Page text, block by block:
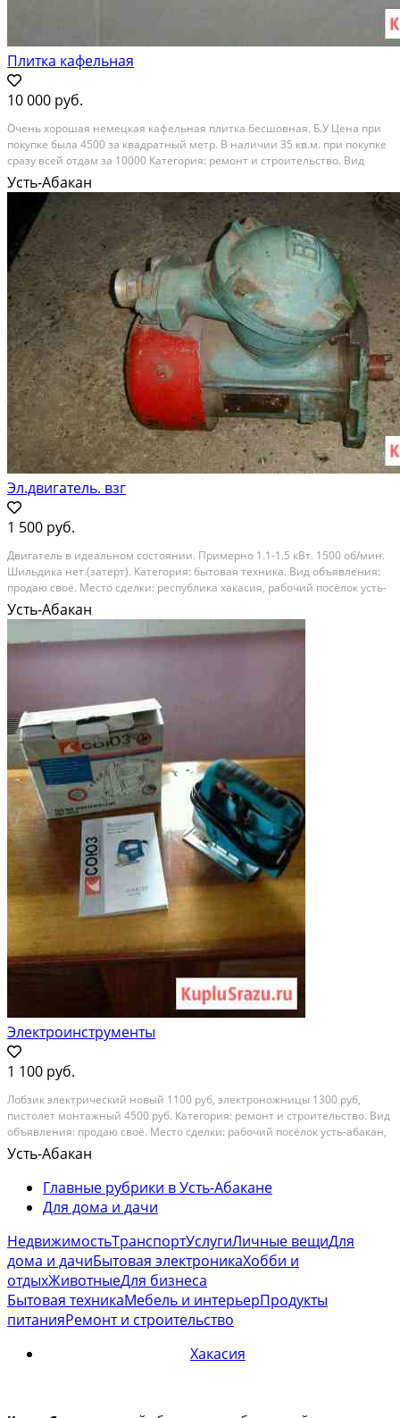
Плитка кафельная
10 000 руб.
Очень хорошая немецкая кафельная плитка бесшовная. Б.У Цена при
покупке была 4500 за квадратный метр. В наличии 35 кв.м. при покупке
сразу всей отдам за 10000 Категория: ремонт и строительство. Вид
объявления: продаю своё. Место сделки: деревня калинино, усть-
абаканский район, республика хакасия,...
Усть-Абакан
Эл.двигатель. взг
1 500 руб.
Двигатель в идеальном состоянии. Примерно 1.1-1.5 кВт. 1500 об/мин.
Шильдика нет.(затерт). Категория: бытовая техника. Вид объявления:
продаю своё. Место сделки: республика хакасия, рабочий посёлок усть-
абакан, улица добровольского, 19
Усть-Абакан
Электроинструменты
1 100 руб.
Лобзик электрический новый 1100 руб, электроножницы 1300 руб,
пистолет монтажный 4500 руб. Категория: ремонт и строительство. Вид
объявления: продаю своё. Место сделки: рабочий посёлок усть-абакан,
республика хакасия, улица калинина, 87
Усть-Абакан
Главные рубрики в Усть-Абакане
Для дома и дачи
НедвижимостьТранспортУслугиЛичные вещиДля
дома и дачиБытовая электроникаХобби и
отдыхЖивотныеДля бизнеса
Бытовая техникаМебель и интерьерПродукты
питанияРемонт и строительство
Хакасия